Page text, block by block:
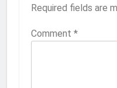
Required fields are
Comment *